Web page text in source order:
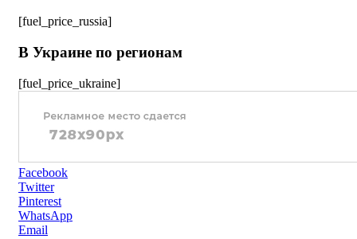
[fuel_price_russia]
В Украине по регионам
[fuel_price_ukraine]
Facebook
Twitter
Pinterest
WhatsApp
Email